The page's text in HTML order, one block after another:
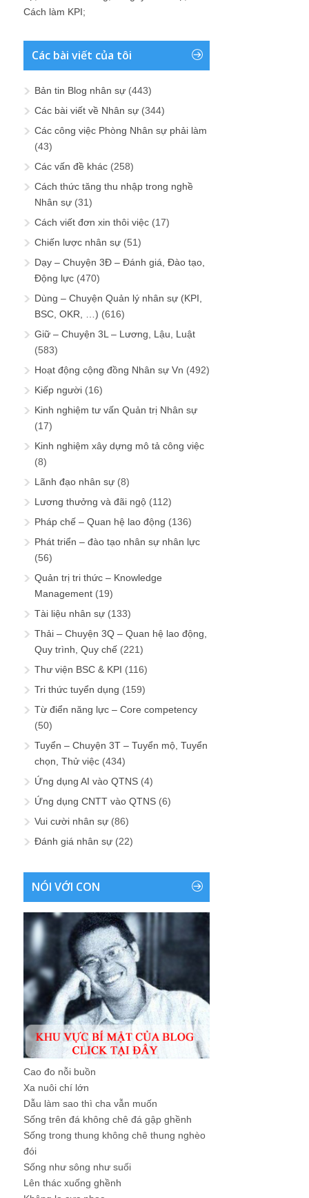
Cách làm KPI;
Các bài viết của tôi
Bản tin Blog nhân sự (443)
Các bài viết về Nhân sự (344)
Các công việc Phòng Nhân sự phải làm
(43)
Các vấn đề khác (258)
Cách thức tăng thu nhập trong nghề
Nhân sự (31)
Cách viết đơn xin thôi việc (17)
Chiến lược nhân sự (51)
Dạy – Chuyện 3Đ – Đánh giá, Đào tạo,
Động lực (470)
Dùng – Chuyện Quản lý nhân sự (KPI,
BSC, OKR, …) (616)
Giữ – Chuyện 3L – Lương, Lậu, Luật
(583)
Hoạt động cộng đồng Nhân sự Vn (492)
Kiếp người (16)
Kinh nghiệm tư vấn Quản trị Nhân sự
(17)
Kinh nghiệm xây dựng mô tả công việc
(8)
Lãnh đạo nhân sự (8)
Lương thưởng và đãi ngộ (112)
Pháp chế – Quan hệ lao động (136)
Phát triển – đào tạo nhân sự nhân lực
(56)
Quản trị tri thức – Knowledge
Management (19)
Tài liệu nhân sự (133)
Thải – Chuyện 3Q – Quan hệ lao động,
Quy trình, Quy chế (221)
Thư viện BSC & KPI (116)
Tri thức tuyển dụng (159)
Từ điển năng lực – Core competency
(50)
Tuyển – Chuyện 3T – Tuyển mộ, Tuyển
chọn, Thử việc (434)
Ứng dụng AI vào QTNS (4)
Ứng dụng CNTT vào QTNS (6)
Vui cười nhân sự (86)
Đánh giá nhân sự (22)
NÓI VỚI CON
Cao đo nỗi buồn
Xa nuôi chí lớn
Dẫu làm sao thì cha vẫn muốn
Sống trên đá không chê đá gập ghềnh
Sống trong thung không chê thung nghèo
đói
Sống như sông như suối
Lên thác xuống ghềnh